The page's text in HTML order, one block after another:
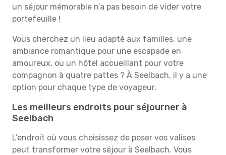
un séjour mémorable n’a pas besoin de vider votre
portefeuille !
Vous cherchez un lieu adapté aux familles, une
ambiance romantique pour une escapade en
amoureux, ou un hôtel accueillant pour votre
compagnon à quatre pattes ? À Seelbach, il y a une
option pour chaque type de voyageur.
Les meilleurs endroits pour séjourner à
Seelbach
L’endroit où vous choisissez de poser vos valises
peut transformer votre séjour à Seelbach. Vous